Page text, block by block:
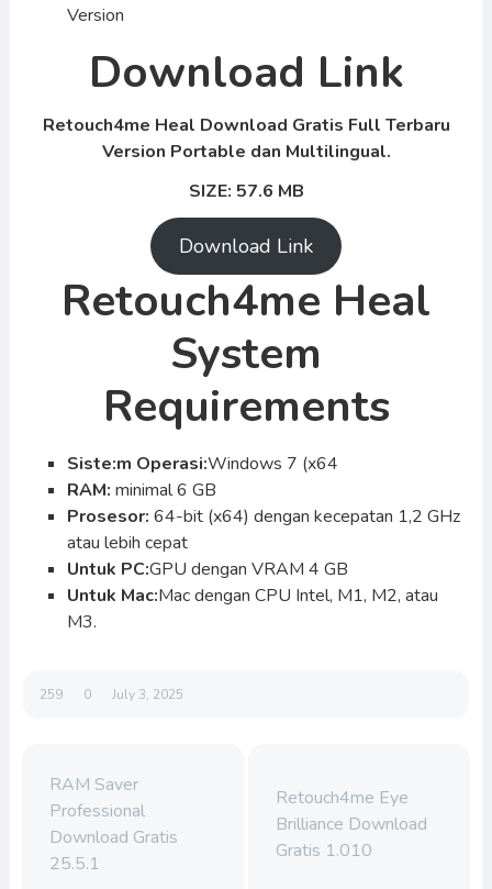
Download Link
Retouch4me Heal Download Gratis Full Terbaru
Version Portable dan Multilingual.
SIZE: 57.6 MB
Download Link
Retouch4me Heal
System
Requirements
Siste:m Operasi:Windows 7 (x64
RAM: minimal 6 GB
Prosesor: 64-bit (x64) dengan kecepatan 1,2 GHz
atau lebih cepat
Untuk PC:GPU dengan VRAM 4 GB
Untuk Mac:Mac dengan CPU Intel, M1, M2, atau
M3.
259 0 July 3, 2025
RAM Saver
Professional
Download Gratis
25.5.1
Retouch4me Eye
Brilliance Download
Gratis 1.010